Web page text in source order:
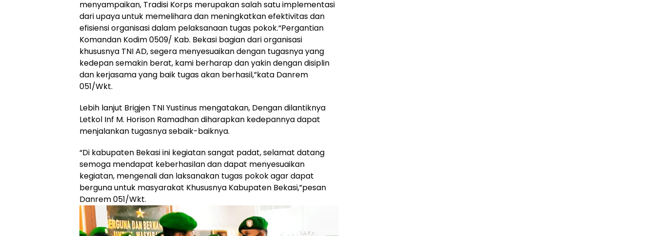
menyampaikan, Tradisi Korps merupakan salah satu implementasi
dari upaya untuk memelihara dan meningkatkan efektivitas dan
efisiensi organisasi dalam pelaksanaan tugas pokok.“Pergantian
Komandan Kodim 0509/ Kab. Bekasi bagian dari organisasi
khususnya TNI AD, segera menyesuaikan dengan tugasnya yang
kedepan semakin berat, kami berharap dan yakin dengan disiplin
dan kerjasama yang baik tugas akan berhasil,”kata Danrem
051/Wkt.
Lebih lanjut Brigjen TNI Yustinus mengatakan, Dengan dilantiknya
Letkol Inf M. Horison Ramadhan diharapkan kedepannya dapat
menjalankan tugasnya sebaik-baiknya.
“Di kabupaten Bekasi ini kegiatan sangat padat, selamat datang
semoga mendapat keberhasilan dan dapat menyesuaikan
kegiatan, mengenali dan laksanakan tugas pokok agar dapat
berguna untuk masyarakat Khususnya Kabupaten Bekasi,”pesan
Danrem 051/Wkt.